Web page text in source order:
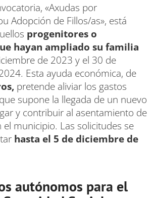
«Axudas por
Adopción de Fillos/as», está
progenitores o
hayan ampliado su familia
de 2023 y el 30 de
Esta ayuda económica, de
pretende aliviar los gastos
supone la llegada de un nuevo
y contribuir al asentamiento de
el municipio. Las solicitudes se
hasta el 5 de diciembre de
autónomos para el